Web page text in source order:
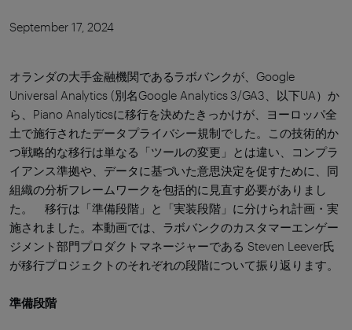
September 17, 2024
オランダの大手金融機関であるラボバンクが、Google
Universal Analytics (別名Google Analytics 3/GA3、以下UA）か
ら、Piano Analyticsに移行を決めたきっかけが、ヨーロッパ全
土で施行されたデータプライバシー規制でした。この技術的か
つ戦略的な移行は単なる「ツールの変更」とは違い、コンプラ
イアンス準拠や、データに基づいた意思決定を促すために、同
組織の分析フレームワークを包括的に見直す必要がありまし
た。 移行は「準備段階」と「実装段階」に分けられ計画・実
施されました。本動画では、ラボバンクのカスタマーエンゲー
ジメント部門プロダクトマネージャーである Steven Leever氏
が移行プロジェクトのそれぞれの段階について振り返ります。
準備段階